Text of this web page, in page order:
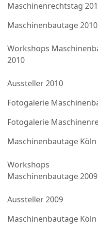
Maschinenrechtstag
Maschinenbautage 2010
Workshops
2010
Aussteller 2010
Fotogalerie
Fotogalerie
Maschinenbautage Köln
Workshops
Maschinenbautage 2009
Aussteller 2009
Maschinenbautage Köln